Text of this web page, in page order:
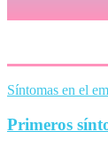
Síntomas en el
Primeros